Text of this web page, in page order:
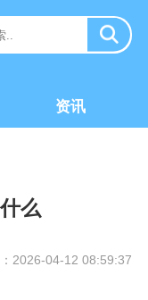
资讯
么
2026-04-12 08:59:37